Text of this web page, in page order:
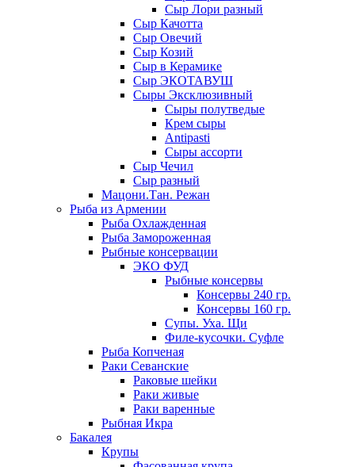
Сыр Лори разный
Сыр Качотта
Сыр Овечий
Сыр Козий
Сыр в Керамике
Сыр ЭКОТАВУШ
Сыры Эксклюзивный
Сыры полутведые
Крем сыры
Antipasti
Сыры ассорти
Сыр Чечил
Сыр разный
Мацони.Тан. Режан
Рыба из Армении
Рыба Охлажденная
Рыба Замороженная
Рыбные консервации
ЭКО ФУД
Рыбные консервы
Консервы 240 гр.
Консервы 160 гр.
Супы. Уха. Щи
Филе-кусочки. Суфле
Рыба Копченая
Раки Севанские
Раковые шейки
Раки живые
Раки варенные
Рыбная Икра
Бакалея
Крупы